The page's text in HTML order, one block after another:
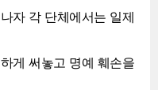
자 각 단체에서는 일제
게 써놓고 명예 훼손을